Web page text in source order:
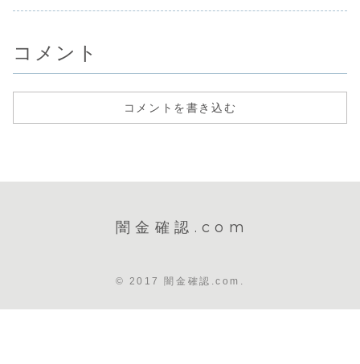
を始めます。非常
を始めます。非常
業し...
コメント
コメントを書き込む
闇金確認.com
© 2017 闇金確認.com.